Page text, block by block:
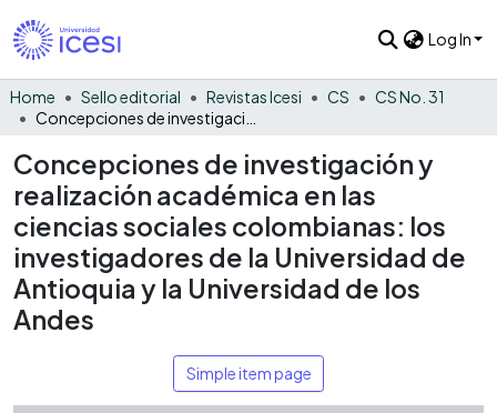
Log In
Home Sello editorial Revistas Icesi CS
CS No. 31
Concepciones de investigación y
realización académica en las
ciencias sociales colombianas: los
investigadores de la Universidad de
Antioquia y la Universidad de los
Andes
Simple item page